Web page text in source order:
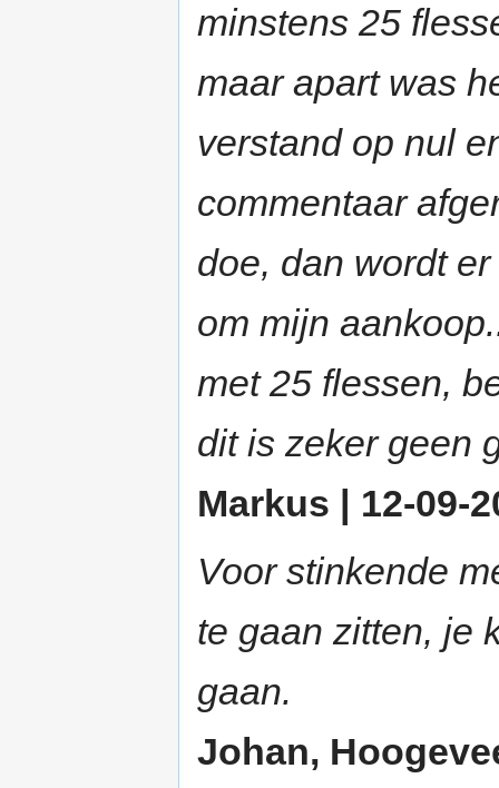
minstens 25
maar apart was
verstand op nul
commentaar
doe, dan wordt
om mijn
met 25 flessen,
dit is zeker geen
Markus | 12-09-
Voor stinkende
te gaan zitten, je
gaan.
Johan,